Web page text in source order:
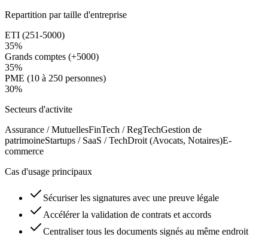
Repartition par taille d'entreprise
ETI (251-5000)
35%
Grands comptes (+5000)
35%
PME (10 à 250 personnes)
30%
Secteurs d'activite
Assurance / MutuellesFinTech / RegTechGestion de
patrimoineStartups / SaaS / TechDroit (Avocats, Notaires)E-
commerce
Cas d'usage principaux
Sécuriser les signatures avec une preuve légale
Accélérer la validation de contrats et accords
Centraliser tous les documents signés au même endroit